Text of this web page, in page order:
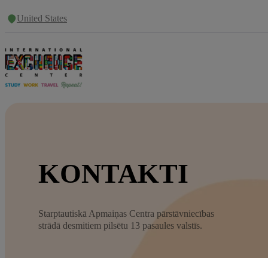
United States
KONTAKTI
Starptautiskā Apmaiņas Centra pārstāvniecības
strādā desmitiem pilsētu 13 pasaules valstīs.